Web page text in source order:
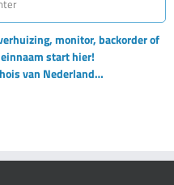
monitor, backorder of
start hier!
van Nederland…